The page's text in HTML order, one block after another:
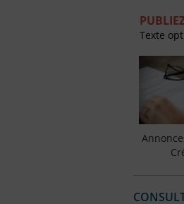
Texte